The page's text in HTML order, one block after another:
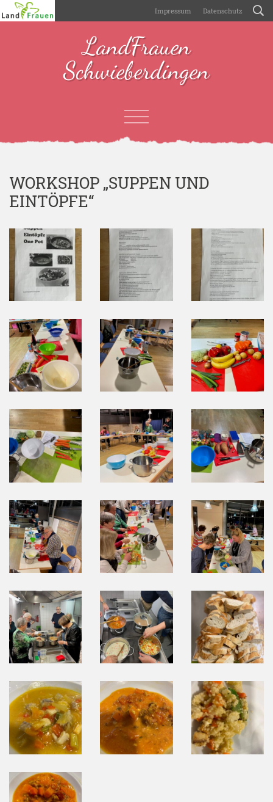
Impressum Datenschutz
LandFrauen
Schwieberdingen
WORKSHOP „SUPPEN UND
EINTÖPFE“